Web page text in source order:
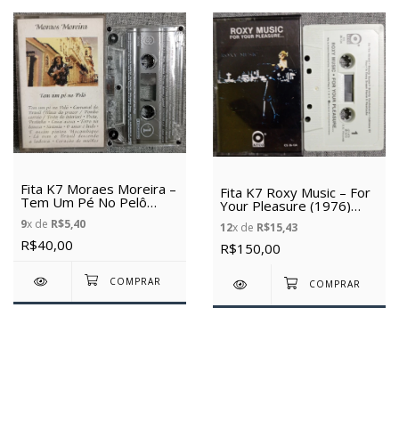
Fita K7 Moraes Moreira –
Tem Um Pé No Pelô
(1993) (Usado)
9x de R$5,40
R$40,00
Fita K7 Roxy Music – For
Your Pleasure (1976)
(Usada) (Importada)
12x de R$15,43
R$150,00